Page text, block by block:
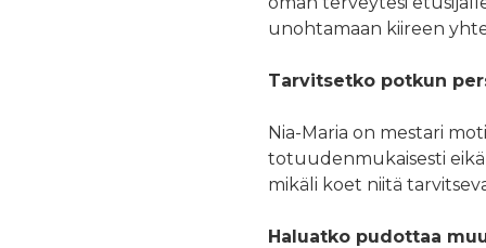
unohtamaan kiireen
Tarvitsetko potkun
Nia-Maria on mestari
totuudenmukaisesti eikä
mikäli koet niitä
Haluatko pudottaa